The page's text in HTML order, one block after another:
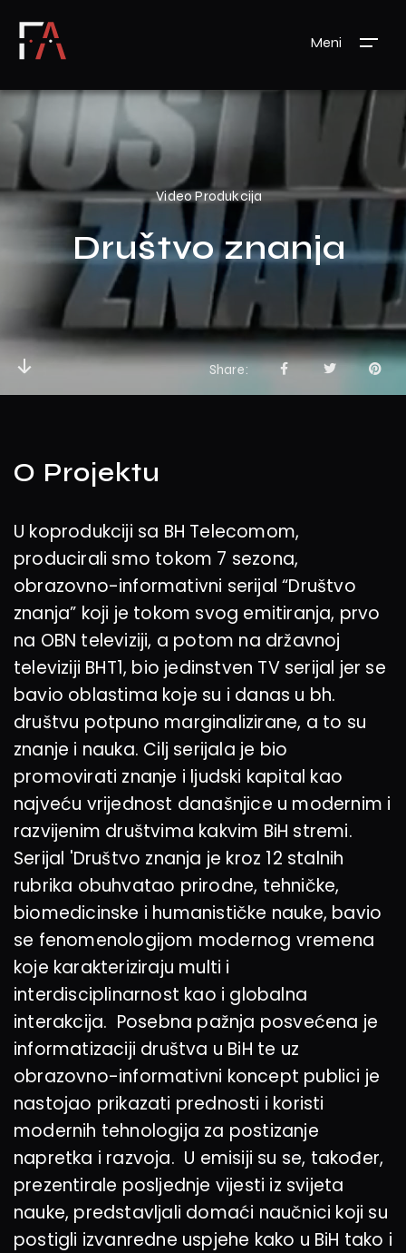
Meni
Video Produkcija
Društvo znanja
Share
O Projektu
U koprodukciji sa BH Telecomom,
producirali smo tokom 7 sezona,
obrazovno-informativni serijal “Društvo
znanja” koji je tokom svog emitiranja, prvo
na OBN televiziji, a potom na državnoj
televiziji BHT1, bio jedinstven TV serijal jer se
bavio oblastima koje su i danas u bh.
društvu potpuno marginalizirane, a to su
znanje i nauka. Cilj serijala je bio
promovirati znanje i ljudski kapital kao
najveću vrijednost današnjice u modernim i
razvijenim društvima kakvim BiH stremi.
Serijal 'Društvo znanja je kroz 12 stalnih
rubrika obuhvatao prirodne, tehničke,
biomedicinske i humanističke nauke, bavio
se fenomenologijom modernog vremena
koje karakteriziraju multi i
interdisciplinarnost kao i globalna
interakcija. Posebna pažnja posvećena je
informatizaciji društva u BiH te uz
obrazovno-informativni koncept publici je
nastojao prikazati prednosti i koristi
modernih tehnologija za postizanje
napretka i razvoja. U emisiji su se, također,
prezentirale posljednje vijesti iz svijeta
nauke, predstavljali domaći naučnici koji su
postigli izvanredne uspjehe kako u BiH tako i